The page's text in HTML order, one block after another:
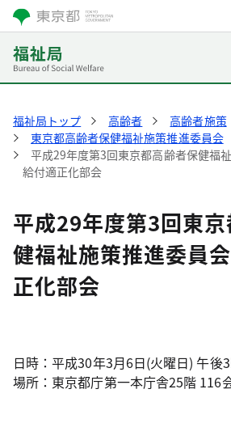
福祉局トップ 高齢者
高齢者施策
東京都高齢者保健福祉施策推進委員会
平成29年度第3回東京都高齢者保健福
給付適正化部会
平成29年度第3回東
健福祉施策推進委員
正化部会
日時：平成30年3月6日(火曜日) 午後
場所：東京都庁第一本庁舎25階 116